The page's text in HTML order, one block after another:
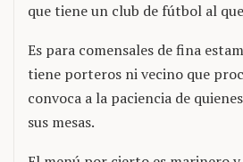
que tiene un club de fútbol al
Es para comensales de fina
tiene porteros ni vecino que
convoca a la paciencia de
sus mesas.